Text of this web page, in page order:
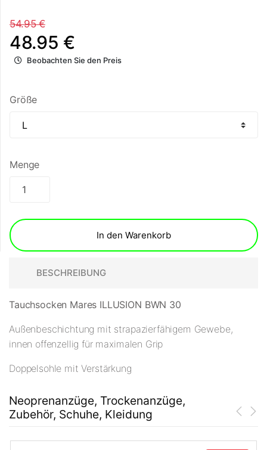
54.95 €
48.95 €
Beobachten Sie den Preis
Größe
Menge
In den Warenkorb
BESCHREIBUNG
Tauchsocken Mares ILLUSION BWN 30
Außenbeschichtung mit strapazierfähigem Gewebe,
innen offenzellig für maximalen Grip
Doppelsohle mit Verstärkung
Neoprenanzüge, Trockenanzüge,
Zubehör, Schuhe, Kleidung